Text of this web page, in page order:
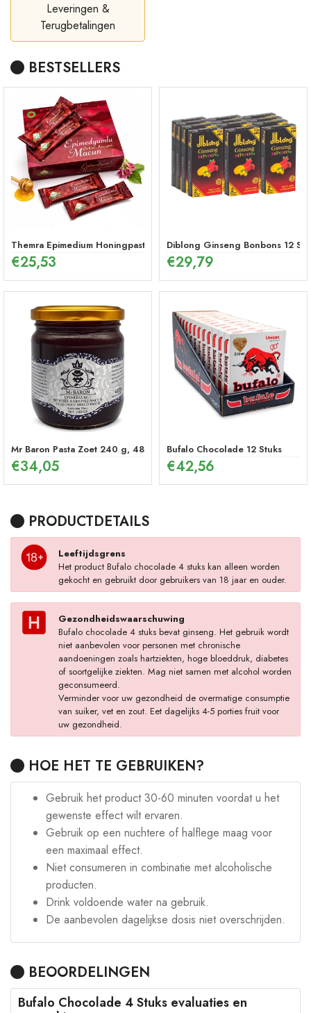
Leveringen &
Terugbetalingen
BESTSELLERS
Themra Epimedium Honingpasta in Stick – Energetische Kruidenmix
€25,53
Diblong Ginseng Bonbons 12
€29,79
Mr Baron Pasta Zoet 240 g, 48 Uur Effectieve Ginseng Pepermunt
€34,05
Bufalo Chocolade 12 Stuks
€42,56
PRODUCTDETAILS
Leeftijdsgrens
Het product Bufalo chocolade 4 stuks kan alleen worden
gekocht en gebruikt door gebruikers van 18 jaar en ouder.
Gezondheidswaarschuwing
Bufalo chocolade 4 stuks bevat ginseng. Het gebruik wordt
niet aanbevolen voor personen met chronische
aandoeningen zoals hartziekten, hoge bloeddruk, diabetes
of soortgelijke ziekten. Mag niet samen met alcohol worden
geconsumeerd.
Verminder voor uw gezondheid de overmatige consumptie
van suiker, vet en zout. Eet dagelijks 4-5 porties fruit voor
uw gezondheid.
HOE HET TE GEBRUIKEN?
Gebruik het product 30-60 minuten voordat u het
gewenste effect wilt ervaren.
Gebruik op een nuchtere of halflege maag voor
een maximaal effect.
Niet consumeren in combinatie met alcoholische
producten.
Drink voldoende water na gebruik.
De aanbevolen dagelijkse dosis niet overschrijden.
BEOORDELINGEN
Bufalo Chocolade 4 Stuks evaluaties en